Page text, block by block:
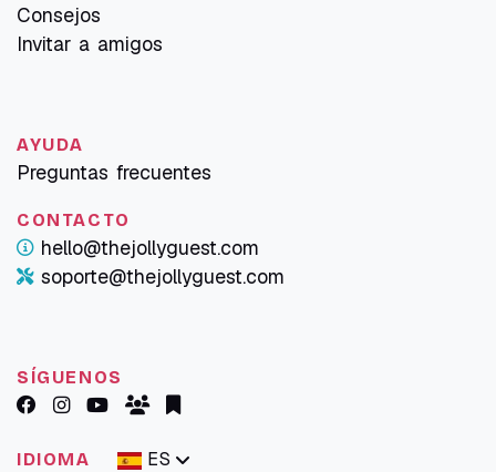
Consejos
Invitar a amigos
AYUDA
Preguntas frecuentes
CONTACTO
hello@thejollyguest.com
soporte@thejollyguest.com
SÍGUENOS
IDIOMA ES